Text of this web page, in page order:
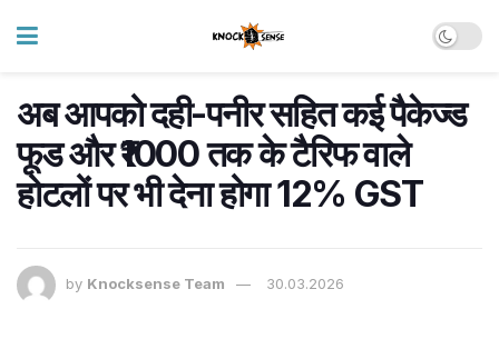
अब आपको दही-पनीर सहित कई पैकेज्ड
फूड और ₹1000 तक के टैरिफ वाले
होटलों पर भी देना होगा 12% GST
by Knocksense Team 30.03.2026